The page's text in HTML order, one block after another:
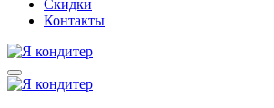
Скидки
Контакты